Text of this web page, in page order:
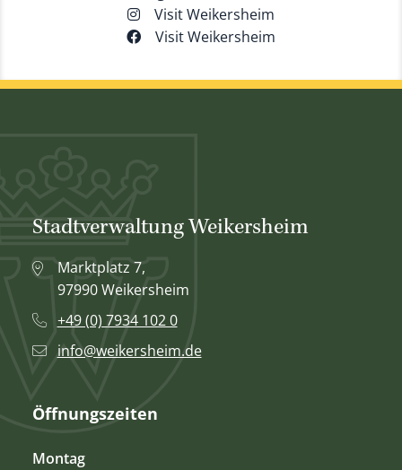
Visit Weikersheim
Visit Weikersheim
Stadtverwaltung Weikersheim
Marktplatz 7,
97990 Weikersheim
+49 (0) 7934 102 0
info@weikersheim.de
Öffnungszeiten
Montag